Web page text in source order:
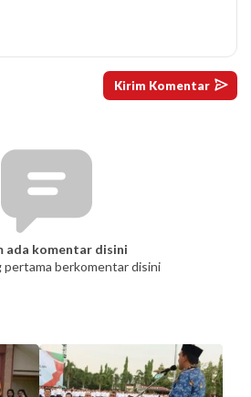
ada komentar disini
pertama berkomentar disini